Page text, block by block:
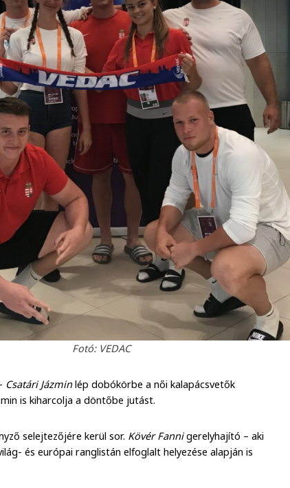
Fotó: VEDAC
Csatári Jázminlép dobókörbe a női kalapácsvetők
is kiharcolja a döntőbe jutást.
selejtezőjére kerül sor. Kövér Fannigerelyhajító – aki
és európai ranglistán elfoglalt helyezése alapján is